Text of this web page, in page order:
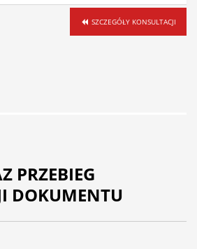
SZCZEGÓŁY KONSULTACJI
PRZEBIEG
DOKUMENTU